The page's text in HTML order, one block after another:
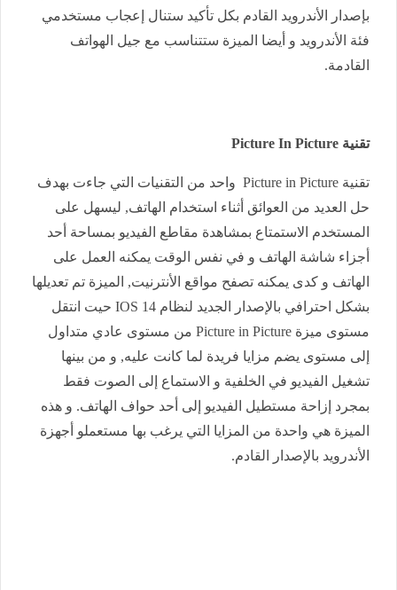
بإصدار الأندرويد القادم بكل تأكيد ستنال إعجاب مستخدمي
فئة الأندرويد و أيضا الميزة ستتناسب مع جيل الهواتف
القادمة.
تقنية Picture In Picture
تقنية Picture in Picture واحد من التقنيات التي جاءت بهدف
حل العديد من العوائق أثناء استخدام الهاتف, ليسهل على
المستخدم الاستمتاع بمشاهدة مقاطع الفيديو بمساحة أحد
أجزاء شاشة الهاتف و في نفس الوقت يمكنه العمل على
الهاتف و كدى يمكنه تصفح مواقع الأنترنيت, الميزة تم تعديلها
بشكل احترافي بالإصدار الجديد لنظام IOS 14 حيت انتقل
مستوى ميزة Picture in Picture من مستوى عادي متداول
إلى مستوى يضم مزايا فريدة لما كانت عليه, و من بينها
تشغيل الفيديو في الخلفية و الاستماع إلى الصوت فقط
بمجرد إزاحة مستطيل الفيديو إلى أحد حواف الهاتف. و هذه
الميزة هي واحدة من المزايا التي يرغب بها مستعملو أجهزة
الأندرويد بالإصدار القادم.